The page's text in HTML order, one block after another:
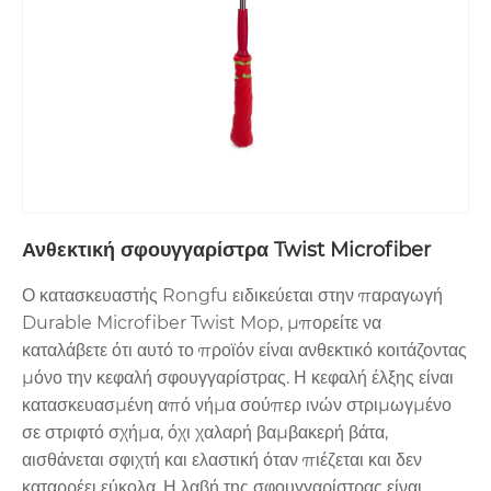
σφουγγαρίστρα μικροϊνών από μια αξιόπιστη μάρκα
όπως η Rongfu Housewares αντιπροσωπεύει μια
σημαντική αναβάθμιση στην τεχνολογία καθαρισμού,
προσφέροντας ανώτερα αποτελέσματα με λιγότερη
φυσική προσπάθεια και χρήση χημικών.
σφουγγαρίστρων Rongfu
Housewares Microfiber
Η Rongfu Housewares κατασκευάζει τις
σφουγγαρίστρες μικροϊνών της με έμφαση στην
ανθεκτικότητα, την απόδοση και την άνεση του χρήστη. Οι
σφουγγαρίστρες μας έχουν σχεδιαστεί για να
αντιμετωπίζουν εύκολα τις καθημερινές ακαταστάσεις και
τις εργασίες βαθύ καθαρισμού. Παρακάτω είναι οι
αναλυτικές προδιαγραφές που ξεχωρίζουν τα προϊόντα
Ανθεκτική σφουγγαρίστρα Twist Microfiber
Ο κατασκευαστής Rongfu ειδικεύεται στην παραγωγή
Durable Microfiber Twist Mop, μπορείτε να
καταλάβετε ότι αυτό το προϊόν είναι ανθεκτικό κοιτάζοντας
μόνο την κεφαλή σφουγγαρίστρας. Η κεφαλή έλξης είναι
κατασκευασμένη από νήμα σούπερ ινών στριμωγμένο
σε στριφτό σχήμα, όχι χαλαρή βαμβακερή βάτα,
αισθάνεται σφιχτή και ελαστική όταν πιέζεται και δεν